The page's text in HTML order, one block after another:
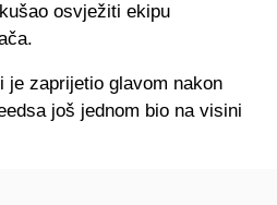
osvježiti ekipu
je zaprijetio glavom nakon
još jednom bio na visini